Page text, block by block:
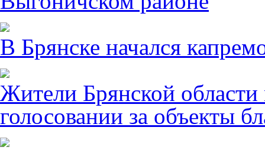
В Брянске начался
Жители Брянской области
голосовании за объекты